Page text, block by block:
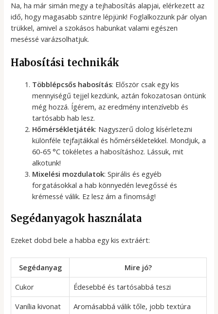
Na, ha már simán megy a tejhabosítás alapjai, elérkezett az
idő, hogy magasabb szintre lépjünk! Foglalkozzunk pár olyan
trükkel, amivel a szokásos habunkat valami egészen
meséssé varázsolhatjuk.
Habosítási technikák
Többlépcsős habosítás: Először csak egy kis
mennyiségű tejjel kezdünk, aztán fokozatosan öntünk
még hozzá. Ígérem, az eredmény intenzívebb és
tartósabb hab lesz.
Hőmérsékletjáték: Nagyszerű dolog kísérletezni
különféle tejfajtákkal és hőmérsékletekkel. Mondjuk, a
60-65 °C tökéletes a habosításhoz. Lássuk, mit
alkotunk!
Mixelési mozdulatok: Spirális és egyéb
forgatásokkal a hab könnyedén levegőssé és
krémessé válik. Ez lesz ám a finomság!
Segédanyagok használata
Ezeket dobd bele a habba egy kis extráért:
Segédanyag
Mire jó?
Cukor
Édesebbé és tartósabbá teszi
Vanília kivonat
Aromásabbá válik tőle, jobb textúra